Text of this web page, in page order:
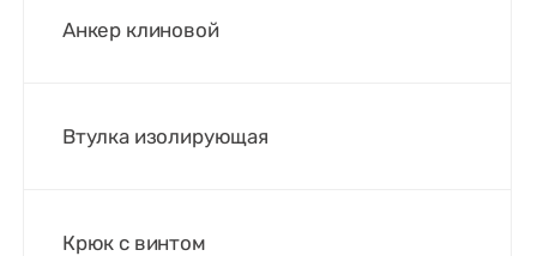
Анкер клиновой
Втулка изолирующая
Крюк с винтом